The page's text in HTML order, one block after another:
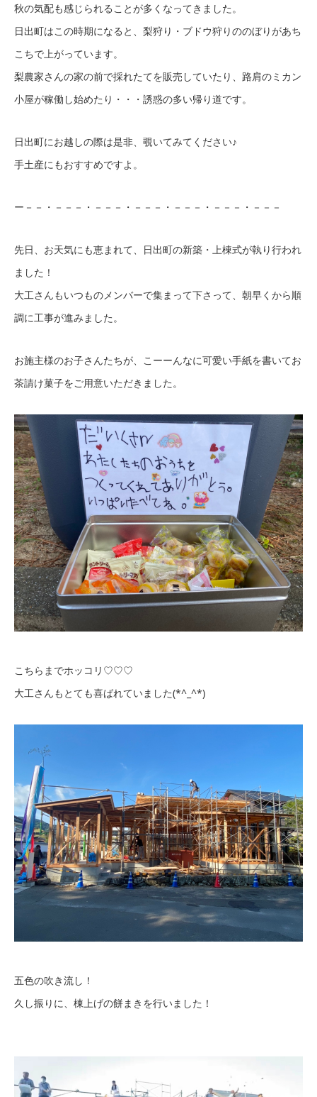
秋の気配も感じられることが多くなってきました。
日出町はこの時期になると、梨狩り・ブドウ狩りののぼりがあち
こちで上がっています。
梨農家さんの家の前で採れたてを販売していたり、路肩のミカン
小屋が稼働し始めたり・・・誘惑の多い帰り道です。
日出町にお越しの際は是非、覗いてみてください♪
手土産にもおすすめですよ。
ー－－・－－－・－－－・－－－・－－－・－－－・－－－
先日、お天気にも恵まれて、日出町の新築・上棟式が執り行われ
ました！
大工さんもいつものメンバーで集まって下さって、朝早くから順
調に工事が進みました。
お施主様のお子さんたちが、こーーんなに可愛い手紙を書いてお
茶請け菓子をご用意いただきました。
こちらまでホッコリ♡♡♡
大工さんもとても喜ばれていました(*^_^*)
五色の吹き流し！
久し振りに、棟上げの餅まきを行いました！